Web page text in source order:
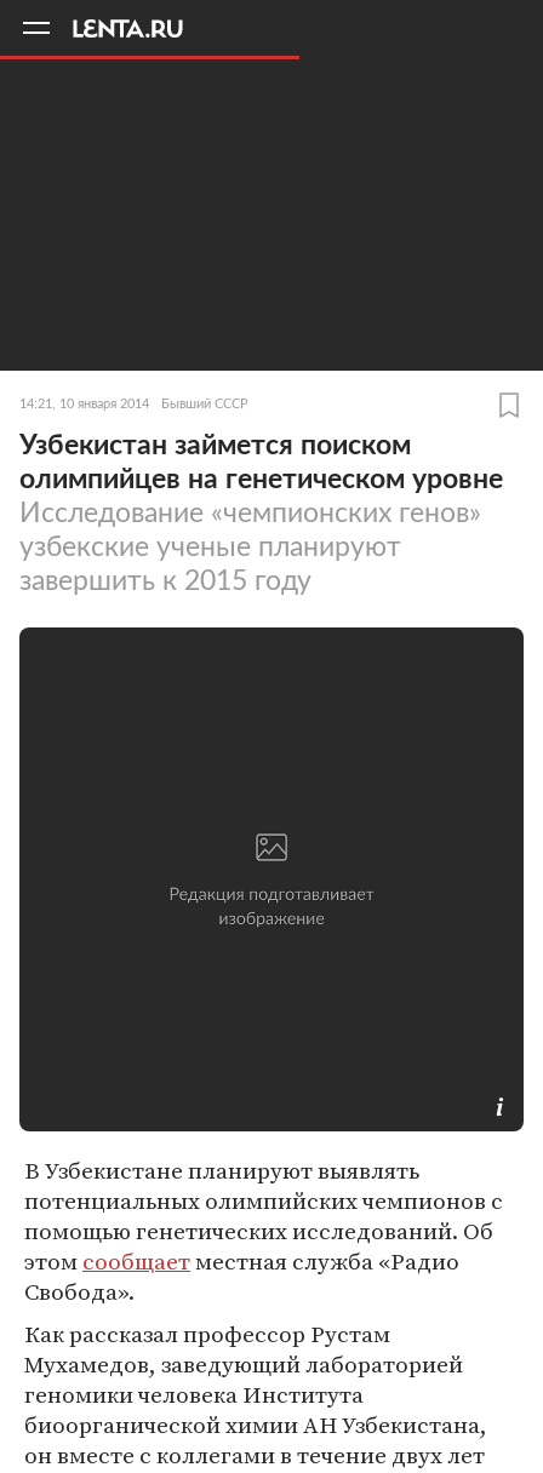
14:21, 10 января 2014 Бывший СССР
Узбекистан займется поиском
олимпийцев на генетическом уровне
Исследование «чемпионских генов»
узбекские ученые планируют
завершить к 2015 году
В Узбекистане планируют выявлять
потенциальных олимпийских чемпионов с
помощью генетических исследований. Об
этомсообщаетместная служба «Радио
Свобода».
Как рассказал профессор Рустам
Мухамедов, заведующий лабораторией
геномики человека Института
биоорганической химии АН Узбекистана,
он вместе с коллегами в течение двух лет